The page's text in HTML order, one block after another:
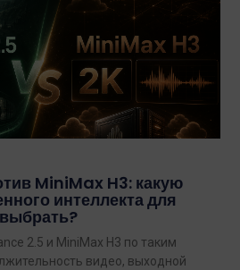
MiniMax H3: какую
интеллекта для
2.5 и MiniMax H3 по таким
видео, выходной